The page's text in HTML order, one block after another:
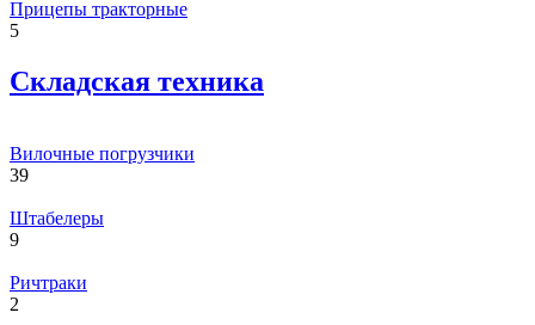
Прицепы тракторные
5
Складская техника
Вилочные погрузчики
39
Штабелеры
9
Ричтраки
2